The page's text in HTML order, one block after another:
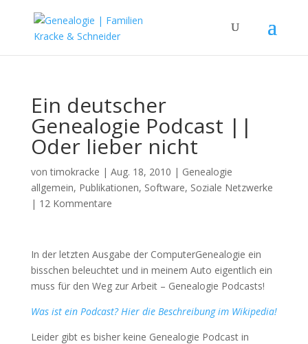
Ein deutscher
Genealogie Podcast ||
Oder lieber nicht
vontimokracke | Aug. 18, 2010 | Genealogie
allgemein, Publikationen, Software, Soziale Netzwerke
| 12 Kommentare
In der letzten Ausgabe der ComputerGenealogie ein
bisschen beleuchtet und in meinem Auto eigentlich ein
muss für den Weg zur Arbeit – Genealogie Podcasts!
Was ist ein Podcast? Hier die Beschreibung im Wikipedia!
Leider gibt es bisher keine Genealogie Podcast in